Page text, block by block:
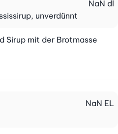
unverdünnt
NaN dl
Sirup mit der Brotmasse
NaN EL